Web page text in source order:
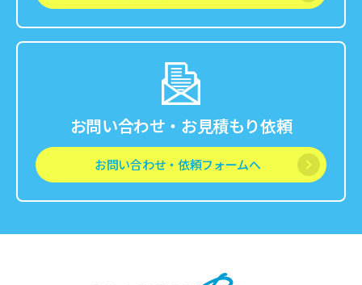
お問い合わせ・お見積もり依頼
お問い合わせ・依頼フォームへ